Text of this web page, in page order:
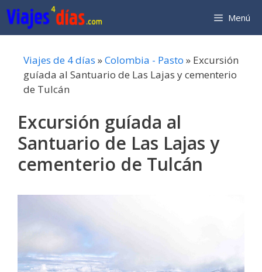
Saltar
al
contenido
Menú
Viajes de 4 días »Colombia - Pasto » Excursión
guíada al Santuario de Las Lajas y cementerio
de Tulcán
Excursión guíada al
Santuario de Las Lajas y
cementerio de Tulcán